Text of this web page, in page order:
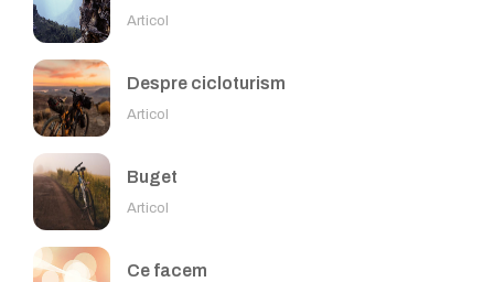
Articol
Despre cicloturism
Articol
Buget
Articol
Ce facem